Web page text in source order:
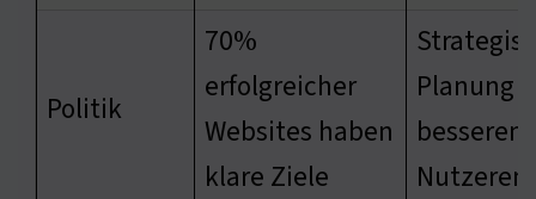
Politik
70%
erfolgreicher
Websites haben
klare Ziele
Planung
besserem